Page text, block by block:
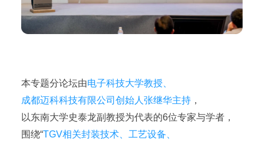
本专题分论坛由电子科技大学教授、
成都迈科科技有限公司创始人张继华主持，
以东南大学史泰龙副教授为代表的6位专家与学者，
围绕“TGV相关封装技术、工艺设备、